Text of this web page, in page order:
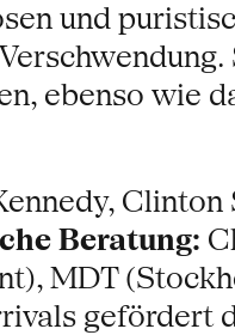
und
ebenso wie
Beratung:
MDT
gefördert